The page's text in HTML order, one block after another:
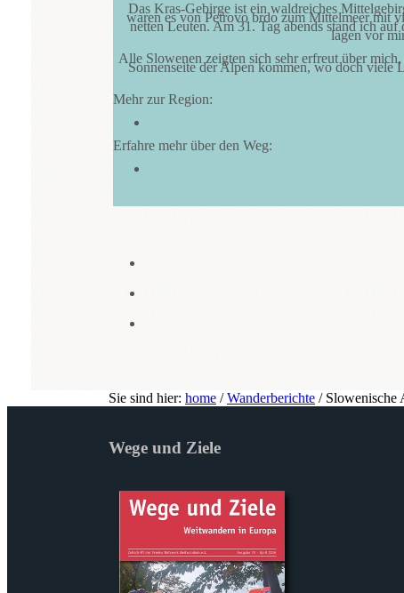
Das Kras-Gebirge ist ein waldreiches
waren es von Petrovo brdo zum Mittelmeer mit
netten Leuten. Am 31. Tag abends stand ich
lagen vor
Alle Slowenen zeigten sich sehr erfreut über
Sonnenseite der Alpen kommen, wo doch viele
Mehr zur Region:
Erfahre mehr über den Weg:
Sie sind hier: home /Wanderberichte / Slowenische
Wege und Ziele